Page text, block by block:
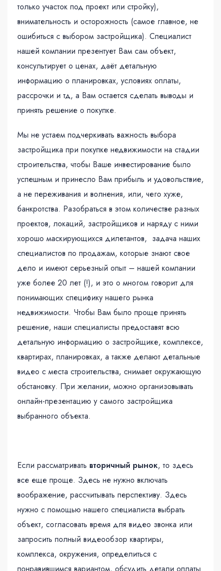
только участок под проект или стройку),
внимательность и осторожность (самое главное, не
ошибиться с выбором застройщика). Специалист
нашей компании презентует Вам сам объект,
консультирует о ценах, даёт детальную
информацию о планировках, условиях оплаты,
рассрочки и тд, а Вам остается сделать выводы и
принять решение о покупке.
Мы не устаем подчеркивать важность выбора
застройщика при покупке недвижимости на стадии
строительства, чтобы Ваше инвестирование было
успешным и принесло Вам прибыль и удовольствие,
а не переживания и волнения, или, чего хуже,
банкротства. Разобраться в этом количестве разных
проектов, локаций, застройщиков и наряду с ними
хорошо маскирующихся дилетантов, задача наших
специалистов по продажам, которые знают свое
дело и имеют серьезный опыт – нашей компании
уже более 20 лет (!), и это о многом говорит для
понимающих специфику нашего рынка
недвижимости. Чтобы Вам было проще принять
решение, наши специалисты предоставят всю
детальную информацию о застройщике, комплексе,
квартирах, планировках, а также делают детальные
видео с места строительства, снимает окружающую
обстановку. При желании, можно организовывать
онлайн-презентацию у самого застройщика
выбранного объекта.
Если рассматривать вторичный рынок, то здесь
все еще проще. Здесь не нужно включать
воображение, рассчитывать перспективу. Здесь
нужно с помощью нашего специалиста выбрать
объект, согласовать время для видео звонка или
запросить полный видеообзор квартиры,
комплекса, окружения, определиться с